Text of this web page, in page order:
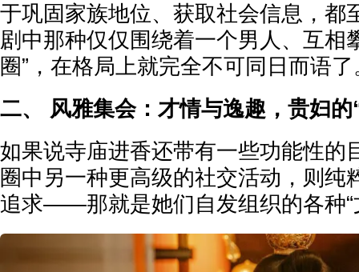
于巩固家族地位、获取社会信息，都
剧中那种仅仅围绕着一个男人、互相
圈”，在格局上就完全不可同日而语了
二、 风雅集会：才情与逸趣，贵妇的
如果说寺庙进香还带有一些功能性的
圈中另一种更高级的社交活动，则纯
追求——那就是她们自发组织的各种“